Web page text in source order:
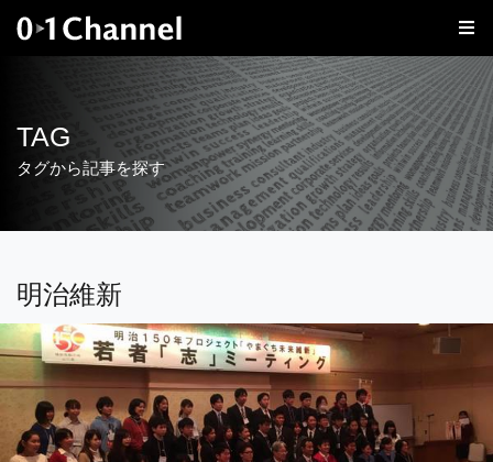
TAG
タグから記事を探す
明治維新